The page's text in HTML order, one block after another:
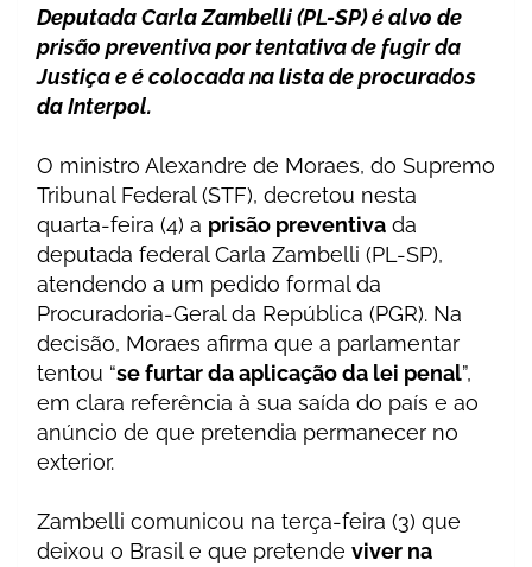
Deputada Carla Zambelli (PL-SP) é alvo de
prisão preventiva por tentativa de fugir da
Justiça e é colocada na lista de procurados
da Interpol.
O ministro Alexandre de Moraes, do Supremo
Tribunal Federal (STF), decretou nesta
quarta-feira (4) a prisão preventiva da
deputada federal Carla Zambelli (PL-SP),
atendendo a um pedido formal da
Procuradoria-Geral da República (PGR). Na
decisão, Moraes afirma que a parlamentar
tentou “se furtar da aplicação da lei penal”,
em clara referência à sua saída do país e ao
anúncio de que pretendia permanecer no
exterior.
Zambelli comunicou na terça-feira (3) que
deixou o Brasil e que pretende viver na